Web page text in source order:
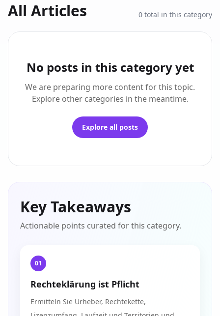
All Articles 0 total in this category
No posts in this category yet
We are preparing more content for this topic.
Explore other categories in the meantime.
Explore all posts
Key Takeaways
Actionable points curated for this category.
01
Rechteklärung ist Pflicht
Ermitteln Sie Urheber, Rechtekette,